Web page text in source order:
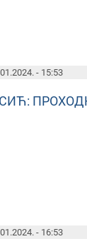
- 15:53
- 16:53